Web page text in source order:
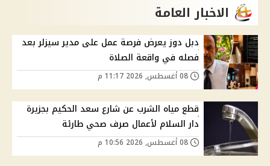
الاخبار العامة
دبل دوز يعرض فرصة عمل على مدير سيزلر بعد
فصله في واقعة الصلاة
قطع مياه الشرب عن شارع سعد الحكيم بجزيرة
دار السلام لأعمال صرف صحي طارئة